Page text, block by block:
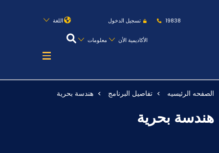
19838 تسجيل الدخول اللغة
الأكاديمية الأن معلومات
عن الأكاديمية
النقل البحري
المجمعات
الصفحه الرئيسيه تفاصيل البرنامج هندسة بحرية
هندسة بحرية